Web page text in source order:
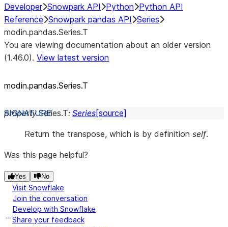
Developer Snowpark API Python Python API
Reference Snowpark pandas API Series
modin.pandas.Series.T
You are viewing documentation about an older version
(1.46.0). View latest version
modin.pandas.Series.T
property Series.T: Series[source]
Return the transpose, which is by definition self.
Was this page helpful?
Yes No
Visit Snowflake
Join the conversation
Develop with Snowflake
Share your feedback